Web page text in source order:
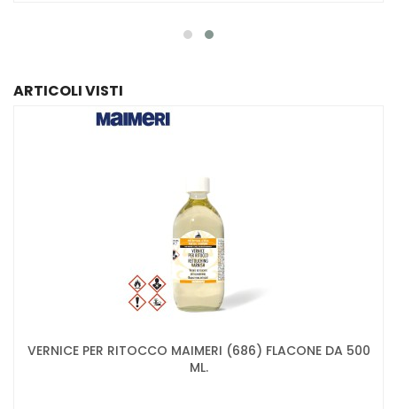
ARTICOLI VISTI
VERNICE PER RITOCCO MAIMERI (686) FLACONE DA 500
ML.